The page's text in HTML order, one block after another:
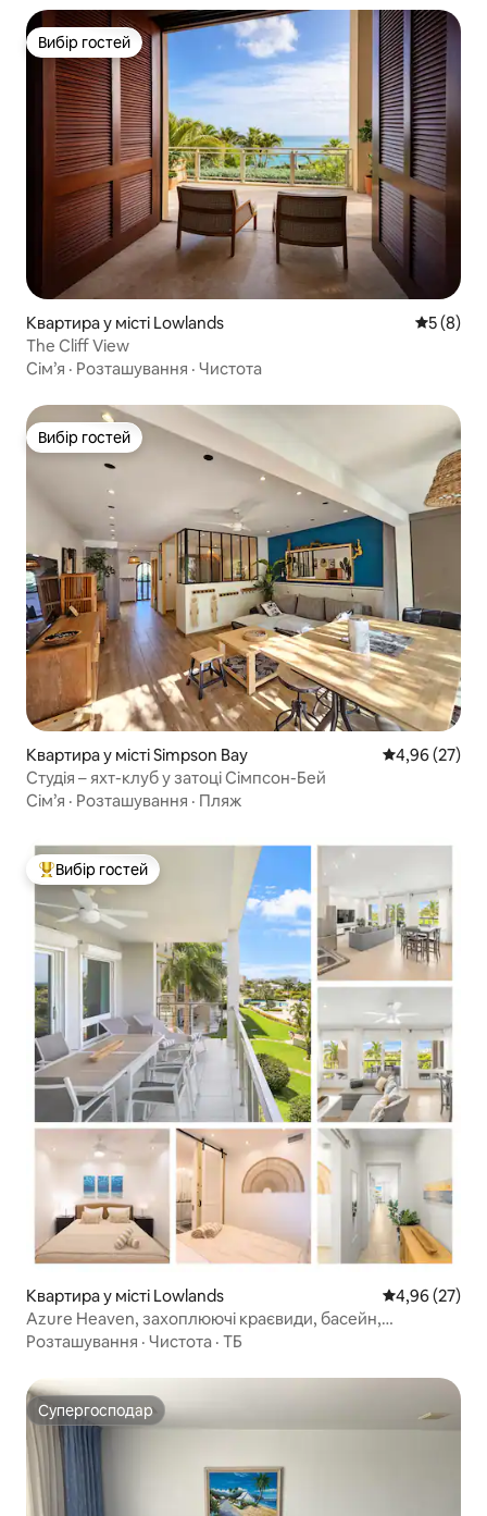
Вибір гостей
Вибір гостей
Квартира у місті Lowlands Середня
5 (8)
The Cliff View
Сім’я · Розташування · Чистота
Вибір гостей
Вибір гостей
Квартира у місті Simpson Bay Середня
4,96 (27)
Студія – яхт-клуб у затоці Сімпсон-Бей
Сім’я · Розташування · Пляж
Топ вибір гостей
Вибір гостей
Квартира у місті Lowlands Середня
4,96 (27)
Azure Heaven, захоплюючі краєвиди, басейн,
тренажерний зал, Махо
Розташування · Чистота · ТБ
Супергосподар
Супергосподар